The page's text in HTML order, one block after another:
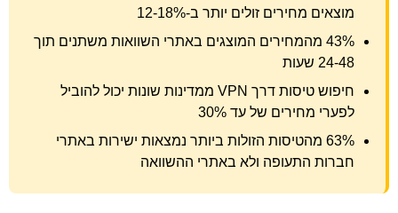
מוצאים מחירים זולים יותר ב-12-18%
43% מהמחירים המוצגים באתרי השוואות משתנים תוך
24-48 שעות
חיפוש טיסות דרך VPN ממדינות שונות יכול להוביל
לפערי מחירים של עד 30%
63% מהטיסות הזולות ביותר נמצאות ישירות באתרי
חברות התעופה ולא באתרי ההשוואה